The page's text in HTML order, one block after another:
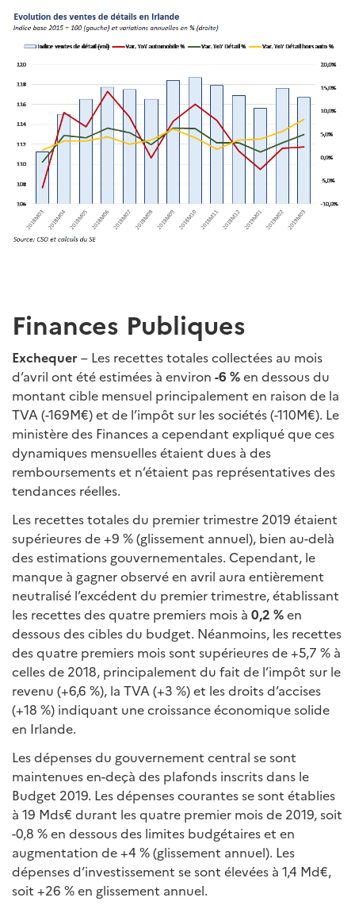
Finances Publiques
Exchequer – Les recettes totales collectées au mois
d’avril ont été estimées à environ -6 %en dessous du
montant cible mensuel principalement en raison de la
TVA (-169M€) et de l’impôt sur les sociétés (-110M€). Le
ministère des Finances a cependant expliqué que ces
dynamiques mensuelles étaient dues à des
remboursements et n’étaient pas représentatives des
tendances réelles.
Les recettes totales du premier trimestre 2019 étaient
supérieures de +9 % (glissement annuel), bien au-delà
des estimations gouvernementales. Cependant, le
manque à gagner observé en avril aura entièrement
neutralisé l’excédent du premier trimestre, établissant
les recettes des quatre premiers mois à 0,2 %en
dessous des cibles du budget. Néanmoins, les recettes
des quatre premiers mois sont supérieures de +5,7 % à
celles de 2018, principalement du fait de l’impôt sur le
revenu (+6,6 %), la TVA (+3 %) et les droits d’accises
(+18 %) indiquant une croissance économique solide
en Irlande.
Les dépenses du gouvernement central se sont
maintenues en-deçà des plafonds inscrits dans le
Budget 2019. Les dépenses courantes se sont établies
à 19 Mds€ durant les quatre premier mois de 2019, soit
-0,8 % en dessous des limites budgétaires et en
augmentation de +4 % (glissement annuel). Les
dépenses d’investissement se sont élevées à 1,4 Md€,
soit +26 % en glissement annuel.